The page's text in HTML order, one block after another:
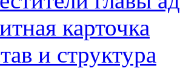
карточка
и структура